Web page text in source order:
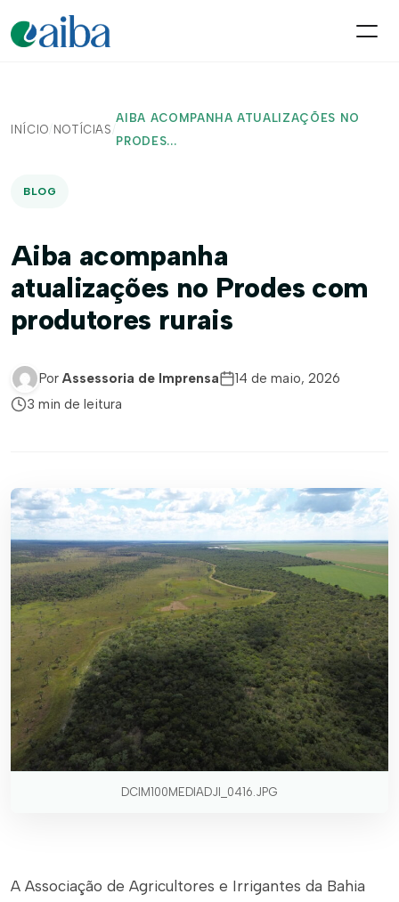
INÍCIO/ NOTÍCIAS /
AIBA ACOMPANHA ATUALIZAÇÕES NO
PRODES...
BLOG
Aiba acompanha
atualizações no Prodes com
produtores rurais
Por Assessoria de Imprensa
14 de maio, 2026
3 min de leitura
DCIM100MEDIADJI_0416.JPG
A Associação de Agricultores e Irrigantes da Bahia